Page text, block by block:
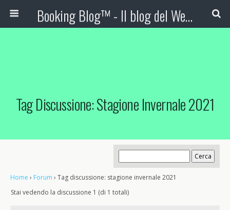
Booking Blog™ - Il blog del Web Marketing Turistico
Tag Discussione: Stagione Invernale 2021
Home › Forum › Tag discussione: stagione invernale 2021
Stai vedendo la discussione 1 (di 1 totali)